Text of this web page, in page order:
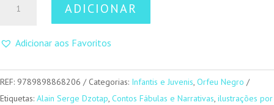
Minhas
Férias
de
ADICIONAR
Adicionar aos Favoritos
REF: 9789898868206 Categorias: Infantis e Juvenis, Orfeu Negro
Etiquetas: Alain Serge Dzotap, Contos Fábulas e Narrativas, ilustrações por